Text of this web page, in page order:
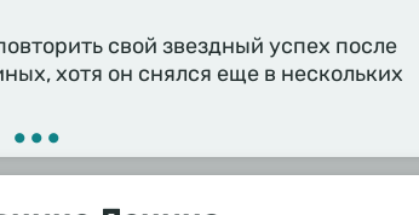
свой звездный успех после
хотя он снялся еще в нескольких
•••